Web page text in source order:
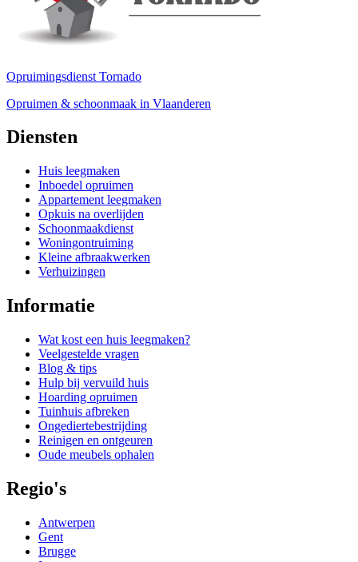
Opruimingsdienst Tornado
Opruimen & schoonmaak in Vlaanderen
Diensten
Huis leegmaken
Inboedel opruimen
Appartement leegmaken
Opkuis na overlijden
Schoonmaakdienst
Woningontruiming
Kleine afbraakwerken
Verhuizingen
Informatie
Wat kost een huis leegmaken?
Veelgestelde vragen
Blog & tips
Hulp bij vervuild huis
Hoarding opruimen
Tuinhuis afbreken
Ongediertebestrijding
Reinigen en ontgeuren
Oude meubels ophalen
Regio's
Antwerpen
Gent
Brugge